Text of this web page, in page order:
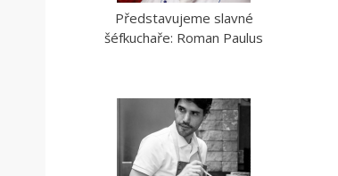
Představujeme slavné
šéfkuchaře: Roman Paulus